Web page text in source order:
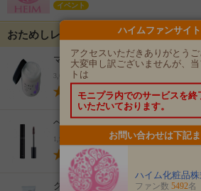
イベント
おためしレビュー
マッサージクリーム
3,024円(税込)
(4.4)
ヘアコンシーラー
1,944円(税込)
クレイパック
ハイムファンサイト
アクセスいただきありがとうご
大変申し訳ございませんが、
トは
モニプラ内でのサービスを終
いただいております。
お問い合わせは下記
ハイム化粧品
ファン数 5492名